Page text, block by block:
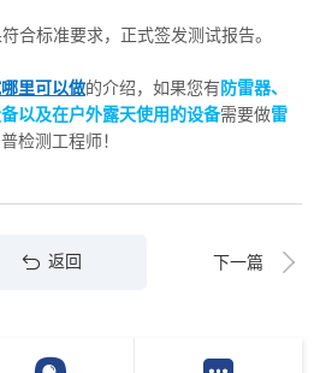
合标准要求，正式签发测试报告。
里可以做的介绍，如果您有 防雷器、
以及在户外露天使用的设备需要做雷
检测工程师！
返回 下一篇